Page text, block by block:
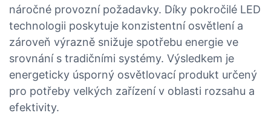
náročné provozní požadavky. Díky pokročilé LED
technologii poskytuje konzistentní osvětlení a
zároveň výrazně snižuje spotřebu energie ve
srovnání s tradičními systémy. Výsledkem je
energeticky úsporný osvětlovací produkt určený
pro potřeby velkých zařízení v oblasti rozsahu a
efektivity.